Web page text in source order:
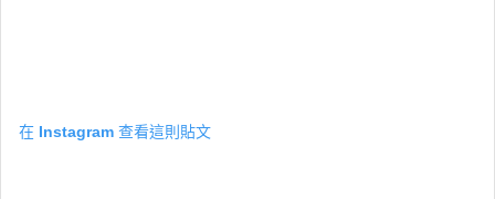
在 Instagram 查看這則貼文